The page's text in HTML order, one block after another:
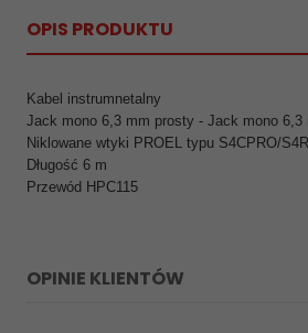
OPIS PRODUKTU
Kabel instrumnetalny
Jack mono 6,3 mm prosty - Jack mono 6,3
Niklowane wtyki PROEL typu S4CPRO/
Długość 6 m
Przewód HPC115
OPINIE KLIENTÓW